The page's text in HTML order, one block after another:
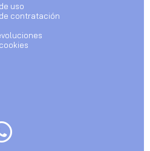
uso
contratación